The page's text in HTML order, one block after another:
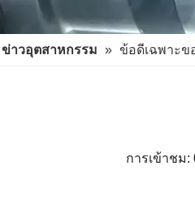
ข่าวอุตสาหกรรม » ข้อดีเฉพาะข
การเข้าชม: